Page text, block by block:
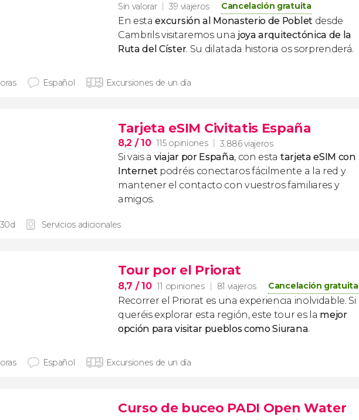
Sin valorar 39 viajeros Cancelación gratuita
En estaexcursión al Monasterio de Poblet desde
Cambrils visitaremos una joya arquitectónica de la
Ruta del Císter. Su dilatada historia os sorprenderá.
Español Excursiones de un día
Tarjeta eSIM Civitatis España
8,2 / 10 115 opiniones 3.886 viajeros
Si vais a viajar por España, con esta tarjeta eSIM con
Internet podréis conectaros fácilmente a la red y
mantener el contacto con vuestros familiares y
amigos.
Servicios adicionales
Tour por el Priorat
8,7 / 10 11 opiniones 81 viajeros Cancelación gratuita
Recorrer el Priorat es una experiencia inolvidable. Si
queréis explorar esta región, este tour es la mejor
opción para visitar pueblos como Siurana.
Español Excursiones de un día
Curso de buceo PADI Open Water